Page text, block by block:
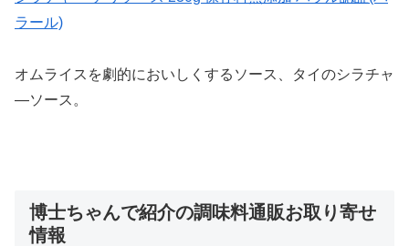
ラール)
オムライスを劇的においしくするソース、タイのシラチャ
―ソース。
博士ちゃんで紹介の調味料通販お取り寄せ
情報